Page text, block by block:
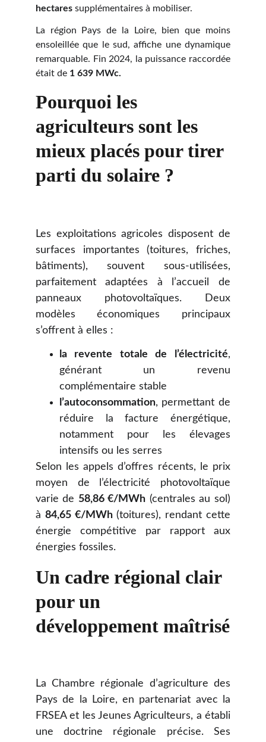
hectares supplémentaires à mobiliser.
La région Pays de la Loire, bien que moins
ensoleillée que le sud, affiche une dynamique
remarquable. Fin 2024, la puissance raccordée
était de 1 639 MWc.
Pourquoi les
agriculteurs sont les
mieux placés pour tirer
parti du solaire ?
Les exploitations agricoles disposent de
surfaces importantes (toitures, friches,
bâtiments), souvent sous-utilisées,
parfaitement adaptées à l’accueil de
panneaux photovoltaïques. Deux
modèles économiques principaux
s’offrent à elles :
la revente totale de l’électricité,
générant un revenu
complémentaire stable
l’autoconsommation, permettant de
réduire la facture énergétique,
notamment pour les élevages
intensifs ou les serres
Selon les appels d’offres récents, le prix
moyen de l’électricité photovoltaïque
varie de 58,86 €/MWh (centrales au sol)
à 84,65 €/MWh(toitures), rendant cette
énergie compétitive par rapport aux
énergies fossiles.
Un cadre régional clair
pour un
développement maîtrisé
La Chambre régionale d’agriculture des
Pays de la Loire, en partenariat avec la
FRSEA et les Jeunes Agriculteurs, a établi
une doctrine régionale précise. Ses